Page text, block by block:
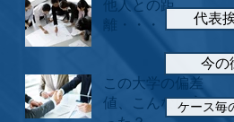
代表
今の
ケース毎
他人との距
離・・・
この大学の偏差
値、こんなに高か